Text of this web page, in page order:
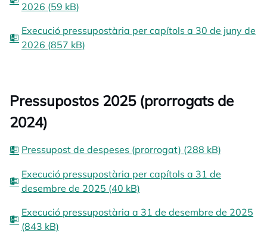
2026 (59 kB)
Execució pressupostària per capítols a 30 de juny de
2026 (857 kB)
Pressupostos 2025 (prorrogats de
2024)
Pressupost de despeses (prorrogat) (288 kB)
Execució pressupostària per capítols a 31 de
desembre de 2025 (40 kB)
Execució pressupostària a 31 de desembre de 2025
(843 kB)